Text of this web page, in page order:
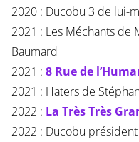
2020 : Ducobu 3 de lui-
2021 : Les Méchants
Baumard
2021 : 8 Rue de
2021 : Haters de
2022 : La Très Très
2022 : Ducobu